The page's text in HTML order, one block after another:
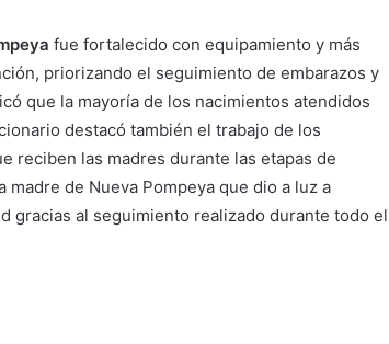
fue fortalecido con equipamiento y más
priorizando el seguimiento de embarazos y
que la mayoría de los nacimientos atendidos
destacó también el trabajo de los
reciben las madres durante las etapas de
de Nueva Pompeya que dio a luz a
gracias al seguimiento realizado durante todo el